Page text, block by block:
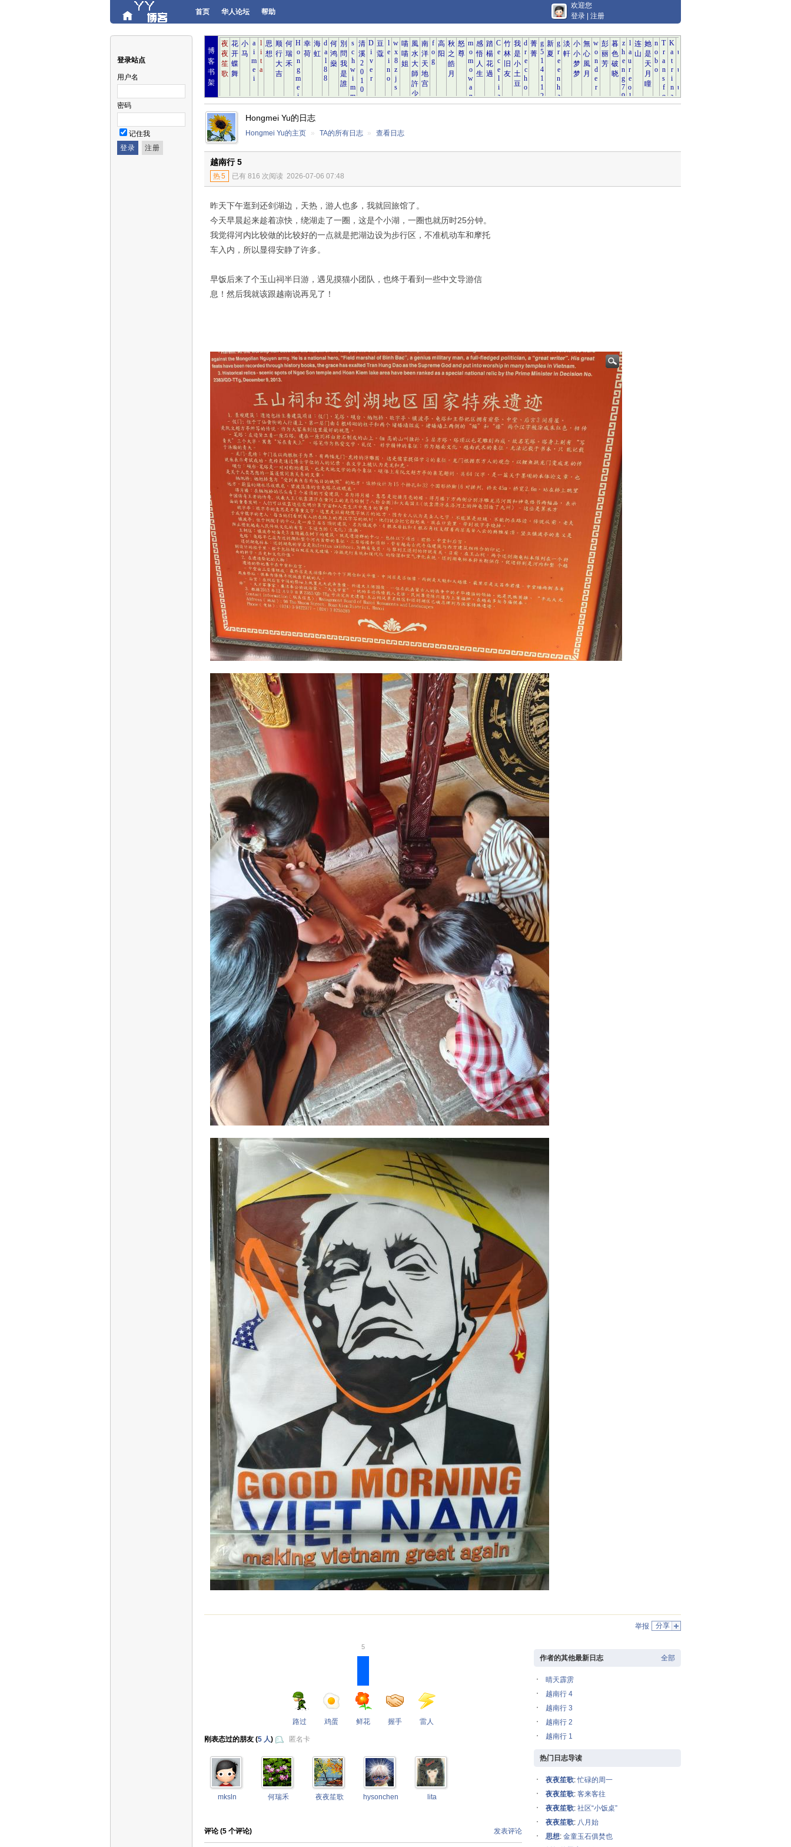
首页 华人论坛 帮助
欢迎您
登录
注册
登录站点
用户名
密码
记住我
博
客
书
架
Hongmei Yu的日志
Hongmei Yu的主页 » TA的所有日志 » 查看日志
越南行 5
热5 已有 816 次阅读 2026-07-06 07:48
昨天下午逛到还剑湖边，天热，游人也多，我就回旅馆了。
今天早晨起来趁着凉快，绕湖走了一圈，这是个小湖，一圈也就历时25分钟。
我觉得河内比较做的比较好的一点就是把湖边设为步行区，不准机动车和摩托
车入内，所以显得安静了许多。
早饭后来了个玉山祠半日游，遇见摸猫小团队，也终于看到一些中文导游信
息！然后我就该跟越南说再见了！
分享
举报
路过 鸡蛋
5
鲜花 握手 雷人
刚表态过的朋友 (5 人) 匿名卡
mksln 何瑞禾 夜夜笙歌 hysonchen lita
发表评论
评论 (5 个评论)
全部
作者的其他最新日志
晴天霹雳
越南行 4
越南行 3
越南行 2
越南行 1
热门日志导读
夜夜笙歌:忙碌的周一
夜夜笙歌: 客来客往
夜夜笙歌: 社区“小饭桌”
夜夜笙歌: 八月始
思想: 金童玉石俱焚也